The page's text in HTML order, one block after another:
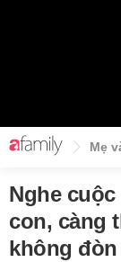
Mẹ
Nghe
con, càng
không đòn